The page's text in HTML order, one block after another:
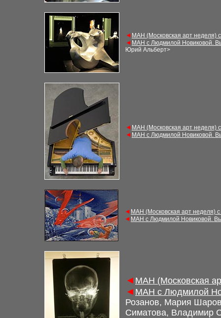
◄ МАН (Московская арт неделя)
◄ МАН с Людмилой Новиковой.
Юрий Альберт>
◄ МАН (Московская арт неделя)
◄ МАН с Людмилой Новиковой.
◄ МАН (Московская арт неделя)
◄ МАН с Людмилой Новиковой.
◄ МАН (Московская
◄ МАН с Людмилой
Розанов, Мария
Симатова, Владимир